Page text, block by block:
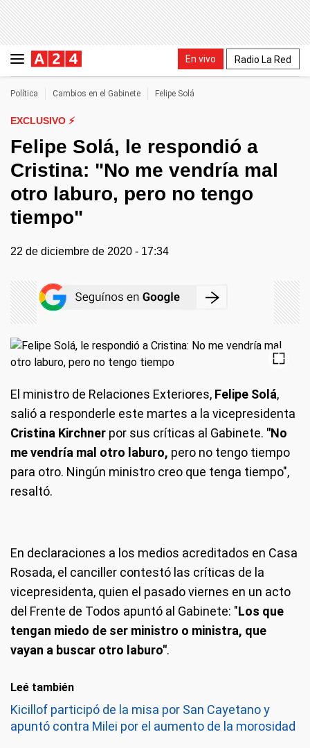
En vivo Radio La Red
Política Cambios en el Gabinete Felipe Solá
EXCLUSIVO ⚡
Felipe Solá, le respondió a
Cristina: "No me vendría mal
otro laburo, pero no tengo
tiempo"
22 de diciembre de 2020 - 17:34
El ministro de Relaciones Exteriores, Felipe Solá,
salió a responderle este martes a la vicepresidenta
Cristina Kirchner por sus críticas al Gabinete. "No
me vendría mal otro laburo, pero no tengo tiempo
para otro. Ningún ministro creo que tenga tiempo",
resaltó.
En declaraciones a los medios acreditados en Casa
Rosada, el canciller contestó las críticas de la
vicepresidenta, quien el pasado viernes en un acto
del Frente de Todos apuntó al Gabinete: "Los que
tengan miedo de ser ministro o ministra, que
vayan a buscar otro laburo".
Leé también
Kicillof participó de la misa por San Cayetano y
apuntó contra Milei por el aumento de la morosidad